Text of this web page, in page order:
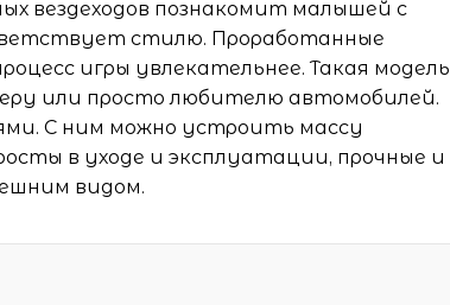
вездеходов познакомит малышей с
стилю. Проработанные
игры увлекательнее. Такая модель
или просто любителю автомобилей.
С ним можно устроить массу
в уходе и эксплуатации, прочные и
видом.